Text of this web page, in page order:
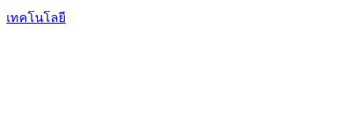
เทคโนโลยี